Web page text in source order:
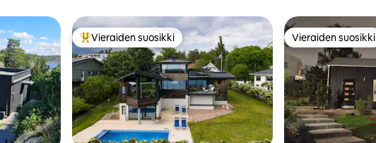
Vieraiden suosikkien parhaimmistoa
Vieraiden suosikki Vieraiden suosikki
Vieraiden suosikki